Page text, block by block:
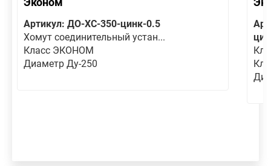
Артикул: ДО-ХС-350-цинк-0.5
Хомут соединительный устан...
Класс ЭКОНОМ
Диаметр Ду-250